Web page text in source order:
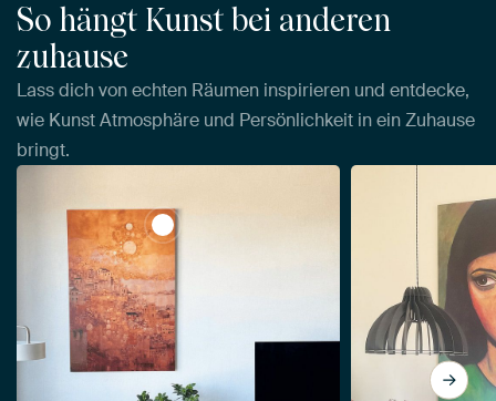
So hängt Kunst bei anderen
zuhause
Lass dich von echten Räumen inspirieren und entdecke,
wie Kunst Atmosphäre und Persönlichkeit in ein Zuhause
bringt.
View Träume von Albaicín von Whale